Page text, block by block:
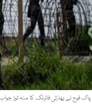
پاک فوج نے بھارتی فائرنگ کا منہ توڑ